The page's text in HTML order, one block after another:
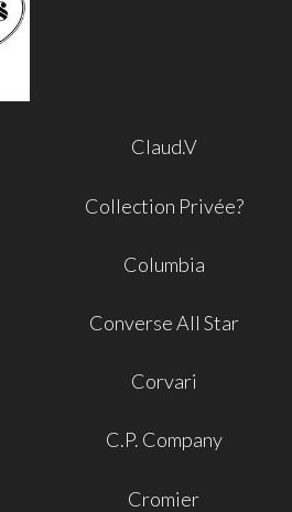
Claud.V
Collection Privée?
Columbia
Converse All Star
Corvari
C.P. Company
Cromier